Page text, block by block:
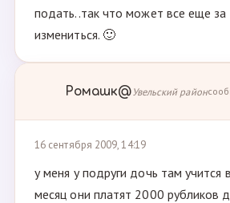
подать..так что может все еще за
измениться. 🙂
Ромашк@Увельский район
16 сентября 2009, 14:19
у меня у подруги дочь там учится
месяц они платят 2000 рубликов